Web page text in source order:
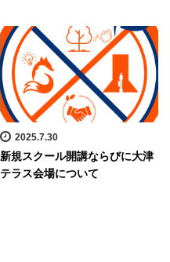
2025.7.30
新規スクール開講ならびに大津
テラス会場について